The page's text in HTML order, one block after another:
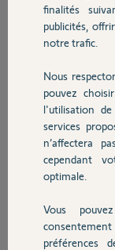
Domotique
Chauffage
Autres
Devis avec
Patrick G.
il y a plus de 2
Oui avec ce récepteur;
porte-de-gara...
Bonne soirée
finalités
publicités,
notre trafic.
Nous
pouvez
l'utilisation
services
n’affectera
cependant
optimale.
Vous
préférences